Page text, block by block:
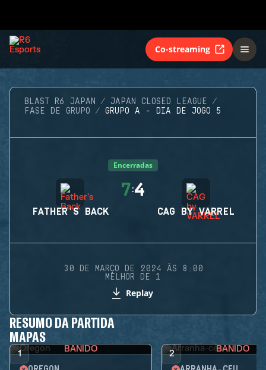
Co-streaming
BLAST R6 JAPAN
JAPAN CLOSED LEAGUE
FASE DE GRUPO
GRUPO A - DIA DE JOGO 5
Encerradas
FATHER'S BACK
7:4
CAG BY VARREL
30 DE MARÇO DE 2024 ÀS 8:00
MELHOR DE 1
Replay
RESUMO DA PARTIDA
MAPAS
1 BANIDO 2 BANIDO